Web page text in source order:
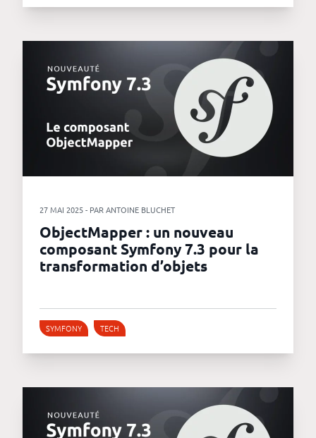
27 MAI 2025 - PAR ANTOINE BLUCHET
ObjectMapper : un nouveau
composant Symfony 7.3 pour la
transformation d’objets
SYMFONY TECH